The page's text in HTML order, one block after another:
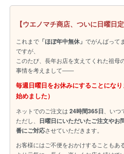
【ウエノマチ商店、ついに日曜日
これまで 「ほぼ年中無休」 でがんばって
ですが、
このたび、長年お店を支えてくれた祖母
事情を考えまして――
毎週日曜日をお休みにすることになり
始めました）
ネットでのご注文は 24時間365日 、い
ただし、
日曜日にいただいたご注文やお
番にご対応させていただきます。
お客様にはご不便をおかけすることもあ